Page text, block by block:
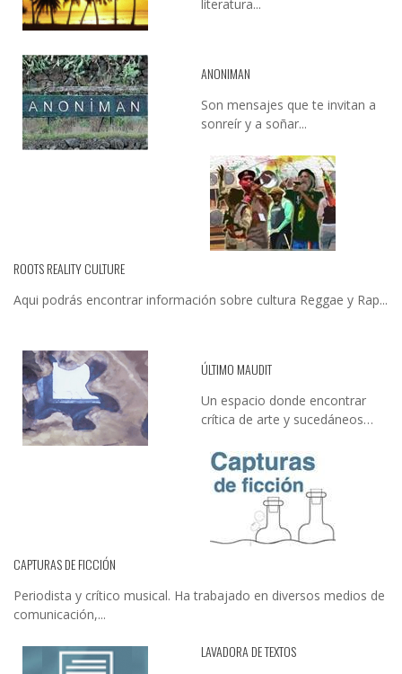
literatura...
ANONIMAN
Son mensajes que te invitan a
sonreír y a soñar...
ROOTS REALITY CULTURE
Aqui podrás encontrar información sobre cultura Reggae y Rap...
ÚLTIMO MAUDIT
Un espacio donde encontrar
crítica de arte y sucedáneos…
CAPTURAS DE FICCIÓN
Periodista y crítico musical. Ha trabajado en diversos medios de
comunicación,...
LAVADORA DE TEXTOS